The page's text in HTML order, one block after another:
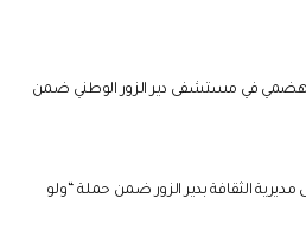
هضمي في مستشفى دير الزور الوطني ضمن
إلى مديرية الثقافة بدير الزور ضمن حملة “ولو